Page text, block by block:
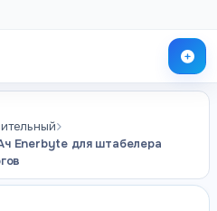
Enerbyte для штабелера